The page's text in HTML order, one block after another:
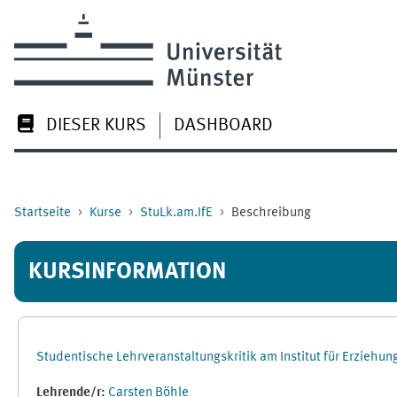
DIESER KURS DASHBOARD
Startseite Kurse StuLk.am.IfE Beschreibung
KURSINFORMATION
Studentische Lehrveranstaltungskritik am Institut für
Lehrende/r: Carsten Böhle